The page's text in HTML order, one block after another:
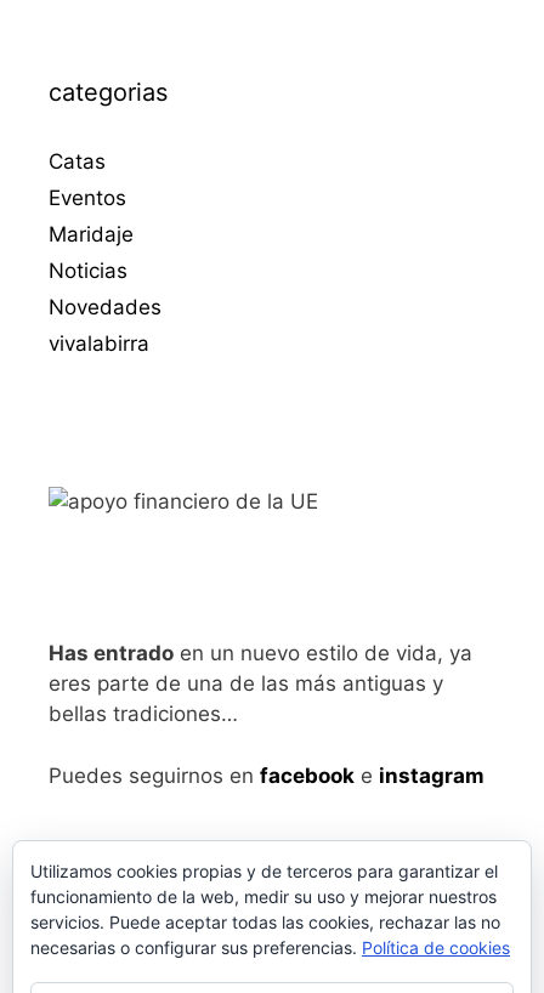
categorias
Catas
Eventos
Maridaje
Noticias
Novedades
vivalabirra
Has entrado en un nuevo estilo de vida, ya
eres parte de una de las más antiguas y
bellas tradiciones…
Puedes seguirnos en facebook e instagram
Utilizamos cookies propias y de terceros para garantizar el
funcionamiento de la web, medir su uso y mejorar nuestros
servicios. Puede aceptar todas las cookies, rechazar las no
necesarias o configurar sus preferencias. Política de cookies